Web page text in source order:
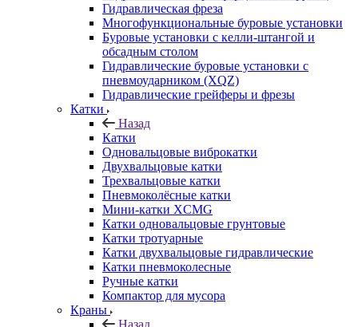
Гидравлическая фреза
Многофункциональные буровые установки
Буровые установки с келли-штангой и
обсадным столом
Гидравлические буровые установки с
пневмоударником (XQZ)
Гидравлические грейферы и фрезы
Катки
Назад
Катки
Одновальцовые виброкатки
Двухвальцовые катки
Трехвальцовые катки
Пневмоколёсные катки
Мини-катки XCMG
Катки одновальцовые грунтовые
Катки тротуарные
Катки двухвальцовые гидравлические
Катки пневмоколесные
Ручные катки
Компактор для мусора
Краны
Назад